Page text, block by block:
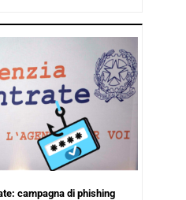
campagna di phishing